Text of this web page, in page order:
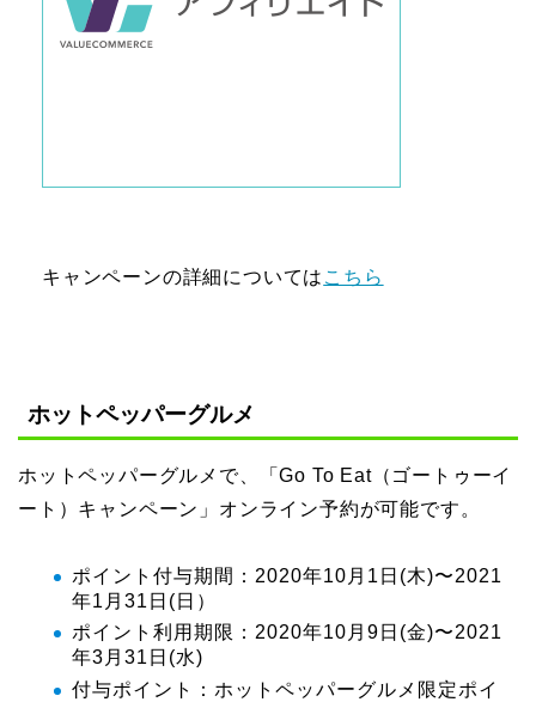
キャンペーンの詳細については こちら
ホットペッパーグルメ
ホットペッパーグルメで、「Go To Eat（ゴートゥーイ
ート）キャンペーン」オンライン予約が可能です。
ポイント付与期間：2020年10月1日(木)〜2021
年1月31日(日）
ポイント利用期限：2020年10月9日(金)〜2021
年3月31日(水)
付与ポイント：ホットペッパーグルメ限定ポイ